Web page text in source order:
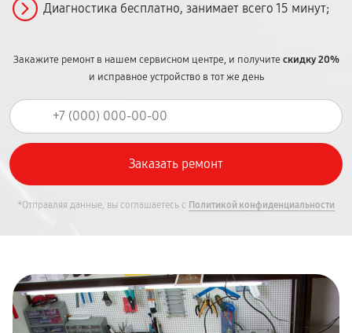
Диагностика бесплатно, занимает всего 15 минут;
Закажите ремонт в нашем сервисном центре, и получитескидку 20%
и исправное устройство в тот же день
*Отправляя данные, вы соглашаетесь с Политикой конфиденциальности